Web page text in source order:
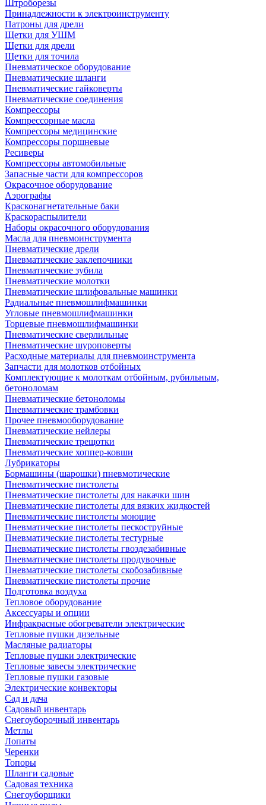
Штроборезы
Принадлежности к электроинструменту
Патроны для дрели
Щетки для УШМ
Щетки для дрели
Щетки для точила
Пневматическое оборудование
Пневматические шланги
Пневматические гайковерты
Пневматические соединения
Компрессоры
Компрессорные масла
Компрессоры медицинские
Компрессоры поршневые
Ресиверы
Компрессоры автомобильные
Запасные части для компрессоров
Окрасочное оборудование
Аэрографы
Красконагнетательные баки
Краскораспылители
Наборы окрасочного оборудования
Масла для пневмоинструмента
Пневматические дрели
Пневматические заклепочники
Пневматические зубила
Пневматические молотки
Пневматические шлифовальные машинки
Радиальные пневмошлифмашинки
Угловые пневмошлифмашинки
Торцевые пневмошлифмашинки
Пневматические сверлильные
Пневматические шуроповерты
Расходные материалы для пневмоинструмента
Запчасти для молотков отбойных
Комплектующие к молоткам отбойным, рубильным,
бетоноломам
Пневматические бетоноломы
Пневматические трамбовки
Прочее пневмооборудование
Пневматические нейлеры
Пневматические трещотки
Пневматические хоппер-ковши
Лубрикаторы
Бормашины (шарошки) пневмотические
Пневматические пистолеты
Пневматические пистолеты для накачки шин
Пневматические пистолеты для вязких жидкостей
Пневматические пистолеты моющие
Пневматические пистолеты пескоструйные
Пневматические пистолеты тестурные
Пневматические пистолеты гвоздезабивные
Пневматические пистолеты продувочные
Пневматические пистолеты скобозабивные
Пневматические пистолеты прочие
Подготовка воздуха
Тепловое оборудование
Аксессуары и опции
Инфракрасные обогреватели электрические
Тепловые пушки дизельные
Масляные радиаторы
Тепловые пушки электрические
Тепловые завесы электрические
Тепловые пушки газовые
Электрические конвекторы
Сад и дача
Садовый инвентарь
Снегоуборочный инвентарь
Метлы
Лопаты
Черенки
Топоры
Шланги садовые
Садовая техника
Снегоуборщики